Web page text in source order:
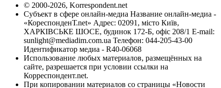
© 2000-2026, Korrespondent.net
Субъект в сфере онлайн-медиа Название онлайн-медиа -
«КореспонденТ.net» Адрес: 02091, місто Київ,
ХАРКІВСЬКЕ ШОСЕ, будинок 172-Б, офіс 208/1 E-mail:
sunlight@mediadim.com.ua Телефон: 044-205-43-00
Идентификатор медиа - R40-06068
Использование любых материалов, размещённых на
сайте, разрешается при условии ссылки на
Корреспондент.net.
При копировании материалов со страницы «Новости